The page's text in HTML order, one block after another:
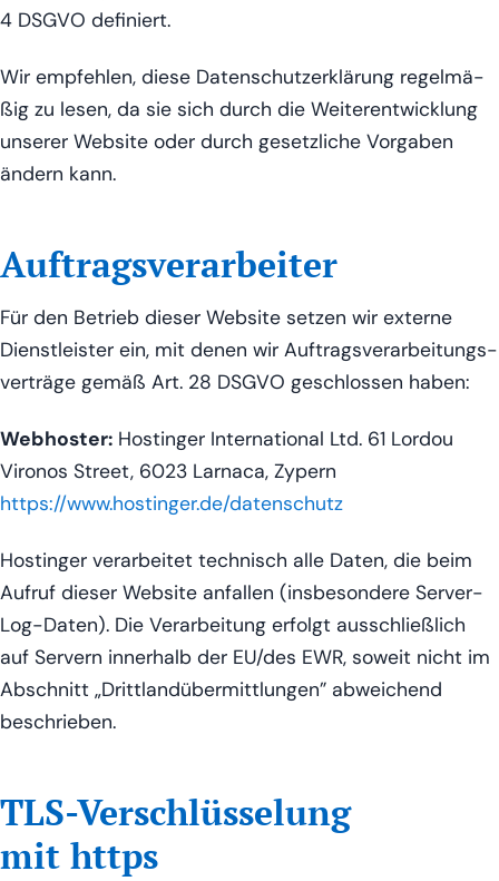
4 DSGVO definiert.
Wir emp­feh­len, die­se Daten­schutz­er­klä­rung regel­mä­
ßig zu lesen, da sie sich durch die Wei­ter­ent­wick­lung
unse­rer Web­site oder durch gesetz­li­che Vor­ga­ben
ändern kann.
Auftragsverarbeiter
Für den Betrieb die­ser Web­site set­zen wir exter­ne
Dienst­leis­ter ein, mit denen wir Auf­trags­ver­ar­bei­tungs­
ver­trä­ge gemäß Art. 28 DSGVO geschlos­sen haben:
Web­hos­ter: Hos­tin­ger Inter­na­tio­nal Ltd. 61 Lor­dou
Viro­nos Street, 6023 Lar­na­ca, Zypern
https://www.hostinger.de/datenschutz
Hos­tin­ger ver­ar­bei­tet tech­nisch alle Daten, die beim
Auf­ruf die­ser Web­site anfal­len (ins­be­son­de­re Ser­ver-
Log-Daten). Die Ver­ar­bei­tung erfolgt aus­schließ­lich
auf Ser­vern inner­halb der EU/des EWR, soweit nicht im
Abschnitt „Dritt­land­über­mitt­lun­gen” abwei­chend
beschrieben.
TLS-Verschlüsselung
mit https